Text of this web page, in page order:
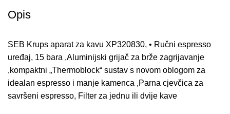
Opis
SEB Krups aparat za kavu XP320830, • Ručni espresso
uređaj, 15 bara ,Aluminijski grijač za brže zagrijavanje
,kompaktni „Thermoblock“ sustav s novom oblogom za
idealan espresso i manje kamenca ,Parna cjevčica za
savršeni espresso, Filter za jednu ili dvije kave